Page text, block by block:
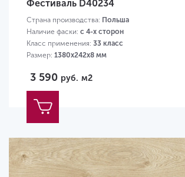
Фестиваль D40234
Страна производства: Польша
Наличие фаски: с 4-х сторон
Класс применения: 33 класс
Размер: 1380х242х8 мм
3 590 руб. м2